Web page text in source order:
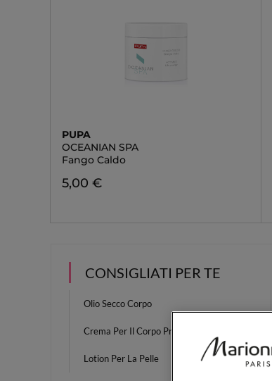
PUPA
OCEANIAN SPA
Fango Caldo
5,00 €
CONSIGLIATI PER TE
Olio Secco Corpo
Crema Per Il Corpo Profumata
Lotion Per La Pelle